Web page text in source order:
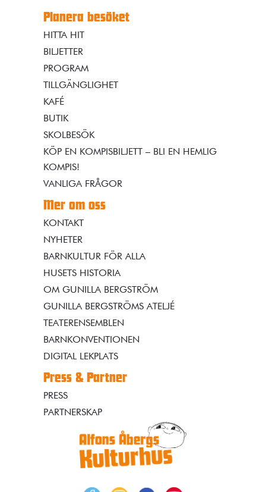
Planera besöket
HITTA HIT
BILJETTER
PROGRAM
TILLGÄNGLIGHET
KAFÉ
BUTIK
SKOLBESÖK
KÖP EN KOMPISBILJETT – BLI EN HEMLIG
KOMPIS!
VANLIGA FRÅGOR
Mer om oss
KONTAKT
NYHETER
BARNKULTUR FÖR ALLA
HUSETS HISTORIA
OM GUNILLA BERGSTRÖM
GUNILLA BERGSTRÖMS ATELJÉ
TEATERENSEMBLEN
BARNKONVENTIONEN
DIGITAL LEKPLATS
Press & Partner
PRESS
PARTNERSKAP